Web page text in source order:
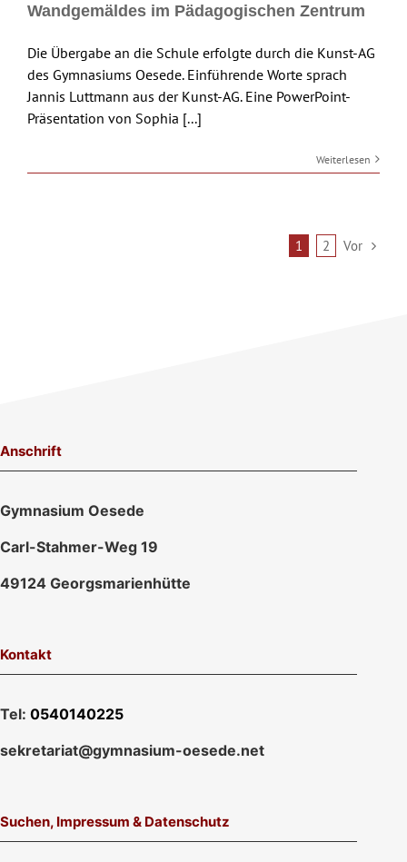
Wandgemäldes im Pädagogischen Zentrum
Die Übergabe an die Schule erfolgte durch die Kunst-AG
des Gymnasiums Oesede. Einführende Worte sprach
Jannis Luttmann aus der Kunst-AG. Eine PowerPoint-
Präsentation von Sophia [...]
Weiterlesen
1 2 Vor
Anschrift
Gymnasium Oesede
Carl-Stahmer-Weg 19
49124 Georgsmarienhütte
Kontakt
Tel: 0540140225
sekretariat@gymnasium-oesede.net
Suchen, Impressum & Datenschutz